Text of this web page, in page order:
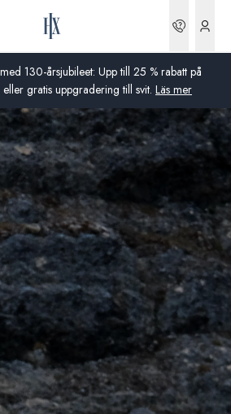
130-årsjubileet: Upp till 25 % rabatt på
gratis uppgradering till svit. Läs mer